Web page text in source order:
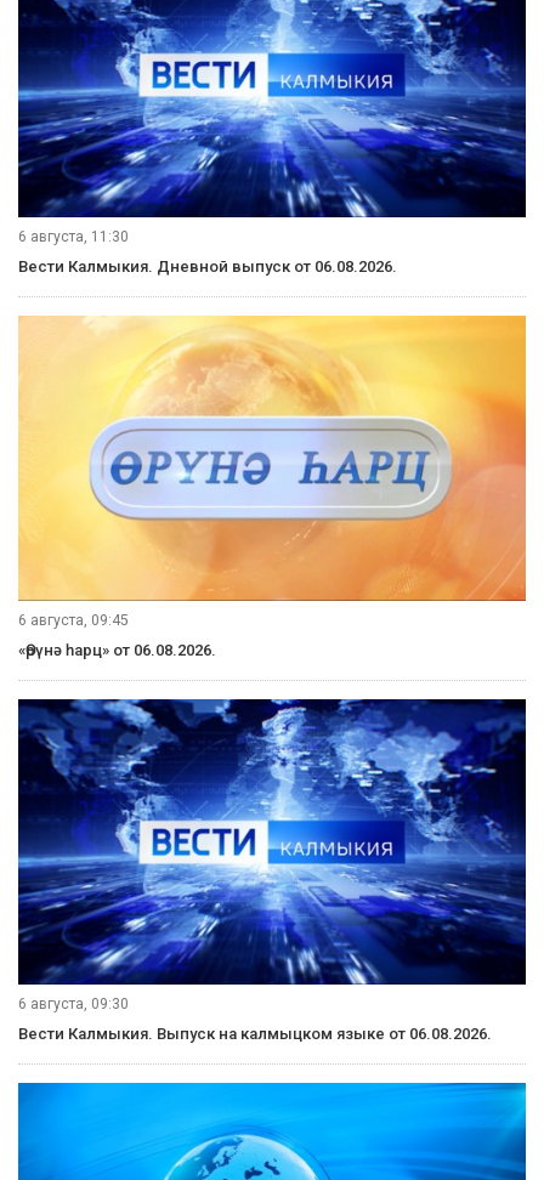
6 августа, 11:30
Вести Калмыкия. Дневной выпуск от 06.08.2026.
6 августа, 09:45
«Өрүнә һарц» от 06.08.2026.
6 августа, 09:30
Вести Калмыкия. Выпуск на калмыцком языке от 06.08.2026.